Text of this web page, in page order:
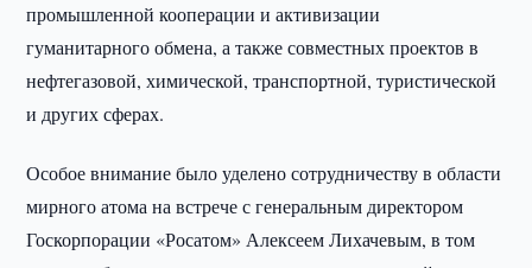
промышленной кооперации и активизации
гуманитарного обмена, а также совместных проектов в
нефтегазовой, химической, транспортной, туристической
и других сферах.
Особое внимание было уделено сотрудничеству в области
мирного атома на встрече с генеральным директором
Госкорпорации «Росатом» Алексеем Лихачевым, в том